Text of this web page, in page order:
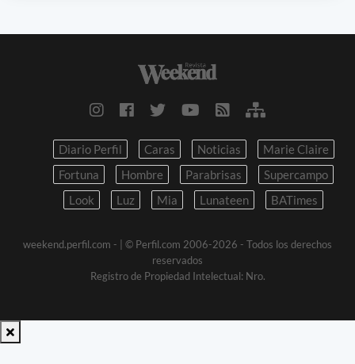
Diario Perfil Caras Noticias
Marie Claire
Fortuna
Hombre Parabrisas
Supercampo
Look
Luz Mia Lunateen BATimes
weekend.perfil.com -
| © Perfil.com 2006-2026 - Todos los derechos
reservados
Registro de Propiedad Intelectual: Nro.